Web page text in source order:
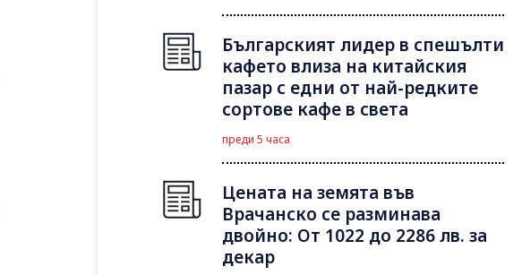
Българският лидер в спешълти
кафето влиза на китайския
пазар с едни от най-редките
сортове кафе в света
преди 5 часа
Цената на земята във
Врачанско се разминава
двойно: От 1022 до 2286 лв. за
декар